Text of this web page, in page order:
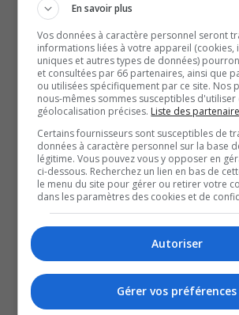
disponible pour couvrir l’entièreté du
Ouest.
En raison de la distance avec cette
policiers n’ont pas eu d’autre choix de
Selon Félix-Antoine Lafleur, le
pourrait se produire plus souvent dans
Les horaires de faction sont au coeur
selon le président.
Si on se fie à ces horaires, les
rémunérés seulement pour la moitié du
on ajoute à cela le fait d’être déployé
et ami…
Cela ne vient pas encourager pas la
En savoir plus
Vos données à caractère personnel seront
informations liées à votre appareil (cookies,
uniques et autres types de données)
et consultées par 66 partenaires, ainsi que
ou utilisées spécifiquement par ce site. Nos
nous-mêmes sommes susceptibles
géolocalisation précises. Liste des
Certains fournisseurs sont susceptibles de
données à caractère personnel sur la base
légitime. Vous pouvez vous y opposer en
ci-dessous. Recherchez un lien en bas de
le menu du site pour gérer ou retirer votre
dans les paramètres des cookies et de
Autoriser
Gérer vos préférences